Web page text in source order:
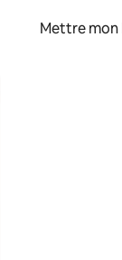
Mettre mon